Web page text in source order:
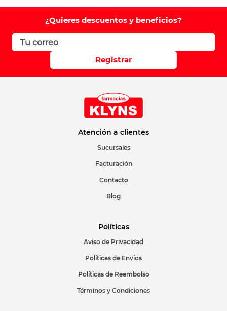
¿Quieres descuentos y beneficios?
Registrar
Atención a clientes
Sucursales
Facturación
Contacto
Blog
Políticas
Aviso de Privacidad
Políticas de Envíos
Políticas de Reembolso
Términos y Condiciones